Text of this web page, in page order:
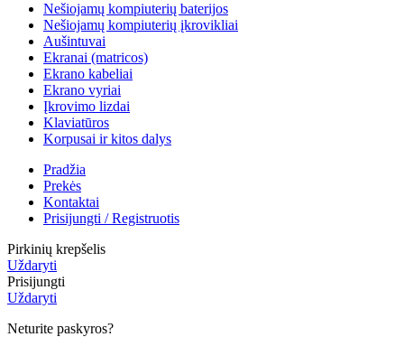
Nešiojamų kompiuterių baterijos
Nešiojamų kompiuterių įkrovikliai
Aušintuvai
Ekranai (matricos)
Ekrano kabeliai
Ekrano vyriai
Įkrovimo lizdai
Klaviatūros
Korpusai ir kitos dalys
Pradžia
Prekės
Kontaktai
Prisijungti / Registruotis
Pirkinių krepšelis
Uždaryti
Prisijungti
Uždaryti
Neturite paskyros?